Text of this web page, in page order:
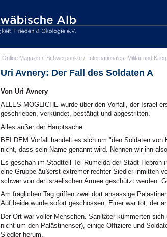
Online Magazin / Schwerpunkte / Internationales, Militär und Krieg
Uri Avnery: Der Fall des Soldaten A
Von Uri Avnery
ALLES MÖGLICHE wurde über den Vorfall, der Israel
geschrieben, verkündet, bestätigt und abgestritten.
Alles außer der Hauptsache.
BEI DEM Vorfall handelt es sich um "den Soldaten von
nicht, dass sein Name genannt wird. Nennen wir ihn
Es geschah im Stadtteil Tel Rumeida der Stadt
eine Gruppe äußerst extremer rechter Siedler inmitten
schwer von der israelischen Armee geschützt werden.
Am fraglichen Tag griffen zwei dort ansässige
Auf beide wurde sofort geschossen. Einer war tot, der
Der Ort war voller Menschen. Sanitäter kümmerten
nicht um den Palästinenser), einige Offiziere und
Siedler herum.